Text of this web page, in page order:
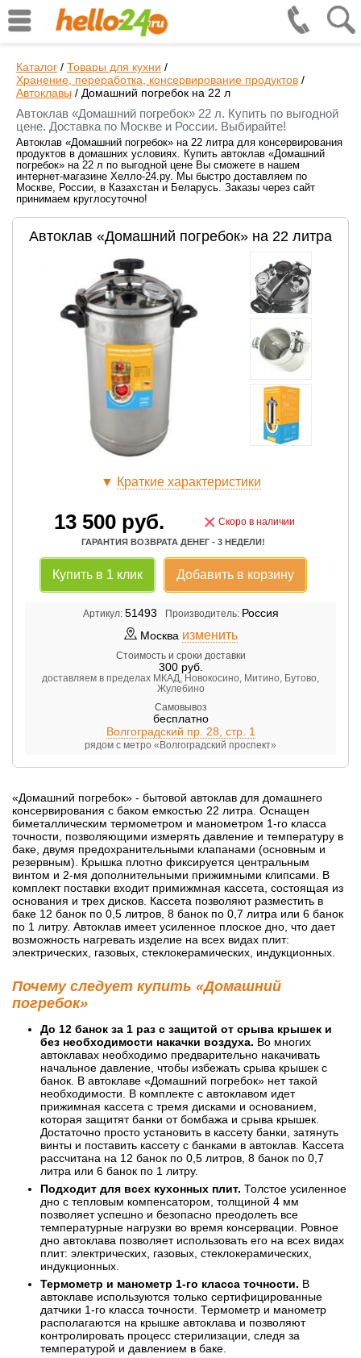
Каталог / Товары для кухни /
Хранение, переработка, консервирование продуктов /
Автоклавы / Домашний погребок на 22 л
Автоклав «Домашний погребок» 22 л. Купить по выгодной
цене. Доставка по Москве и России. Выбирайте!
Автоклав «Домашний погребок» на 22 литра для консервирования
продуктов в домашних условиях. Купить автоклав «Домашний
погребок» на 22 л по выгодной цене Вы сможете в нашем
интернет-магазине Хелло-24.ру. Мы быстро доставляем по
Москве, России, в Казахстан и Беларусь. Заказы через сайт
принимаем круглосуточно!
Автоклав «Домашний погребок» на 22 литра
▼ Краткие характеристики
13 500 руб. × Скоро в наличии
ГАРАНТИЯ ВОЗВРАТА ДЕНЕГ - 3 НЕДЕЛИ!
Купить в 1 клик Добавить в корзину
Артикул: 51493 Производитель: Россия
Москва изменить
Стоимость и сроки доставки
300руб.
доставляем в пределах МКАД, Новокосино, Митино, Бутово,
Жулебино
Самовывоз
бесплатно
Волгоградский пр. 28, стр. 1
рядом с метро «Волгоградский проспект»
«Домашний погребок» - бытовой автоклав для домашнего
консервирования с баком емкостью 22 литра. Оснащен
биметаллическим термометром и манометром 1-го класса
точности, позволяющими измерять давление и температуру в
баке, двумя предохранительными клапанами (основным и
резервным). Крышка плотно фиксируется центральным
винтом и 2-мя дополнительными прижимными клипсами. В
комплект поставки входит примижмная кассета, состоящая из
основания и трех дисков. Кассета позволяют разместить в
баке 12 банок по 0,5 литров, 8 банок по 0,7 литра или 6 банок
по 1 литру. Автоклав имеет усиленное плоское дно, что дает
возможность нагревать изделие на всех видах плит:
электрических, газовых, стеклокерамических, индукционных.
Почему следует купить «Домашний
погребок»
До 12 банок за 1 раз с защитой от срыва крышек и
без необходимости накачки воздуха. Во многих
автоклавах необходимо предварительно накачивать
начальное давление, чтобы избежать срыва крышек с
банок. В автоклаве «Домашний погребок» нет такой
необходимости. В комплекте с автоклавом идет
прижимная кассета с тремя дисками и основанием,
которая защитят банки от бомбажа и срыва крышек.
Достаточно просто установить в кассету банки, затянуть
винты и поставить кассету с банками в автоклав. Кассета
рассчитана на 12 банок по 0,5 литров, 8 банок по 0,7
литра или 6 банок по 1 литру.
Подходит для всех кухонных плит. Толстое усиленное
дно с тепловым компенсатором, толщиной 4 мм
позволяет успешно и безопасно преодолеть все
температурные нагрузки во время консервации. Ровное
дно автоклава позволяет использовать его на всех видах
плит: электрических, газовых, стеклокерамических,
индукционных.
Термометр и манометр 1-го класса точности. В
автоклаве используются только сертифицированные
датчики 1-го класса точности. Термометр и манометр
располагаются на крышке автоклава и позволяют
контролировать процесс стерилизации, следя за
температурой и давлением в баке.